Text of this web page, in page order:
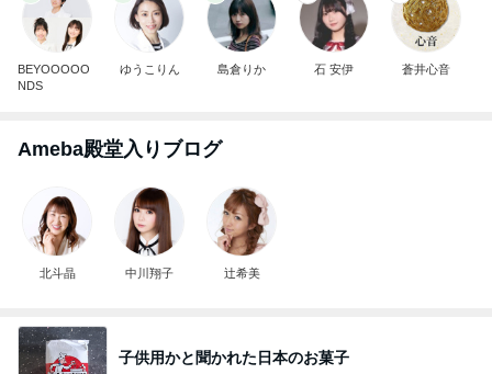
BEYOOOOO
NDS
ゆうこりん 島倉りか 石 安伊 蒼井心音
Ameba殿堂入りブログ
北斗晶 中川翔子 辻希美
子供用かと聞かれた日本のお菓子